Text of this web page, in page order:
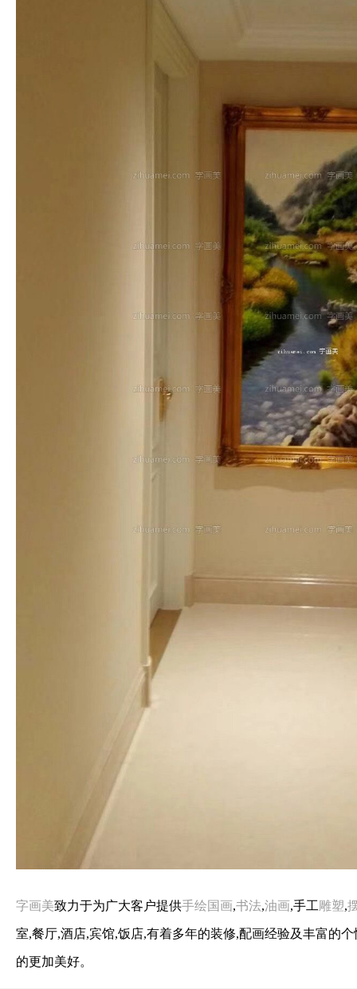
字画美致力于为广大客户提供手绘国画,书法,油画,手工雕塑,
室,餐厅,酒店,宾馆,饭店,有着多年的装修,配画经验及丰富的
的更加美好。